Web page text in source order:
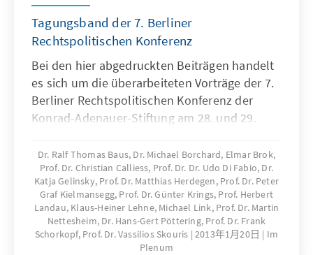
Tagungsband der 7. Berliner
Rechtspolitischen Konferenz
Bei den hier abgedruckten Beiträgen handelt
es sich um die überarbeiteten Vorträge der 7.
Berliner Rechtspolitischen Konferenz der
Konrad-Adenauer-Stiftung am 28. und 29.
Dr. Ralf Thomas Baus, Dr. Michael Borchard, Elmar Brok,
Prof. Dr. Christian Calliess, Prof. Dr. Dr. Udo Di Fabio, Dr.
Katja Gelinsky, Prof. Dr. Matthias Herdegen, Prof. Dr. Peter
Graf Kielmansegg, Prof. Dr. Günter Krings, Prof. Herbert
Landau, Klaus-Heiner Lehne, Michael Link, Prof. Dr. Martin
Nettesheim, Dr. Hans-Gert Pöttering, Prof. Dr. Frank
Schorkopf, Prof. Dr. Vassilios Skouris 2013年1月20日
Im
Plenum